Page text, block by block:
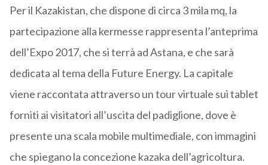
Per il Kazakistan, che dispone di circa 3 mila mq, la
partecipazione alla kermesse rappresenta l’anteprima
dell’Expo 2017, che si terrà ad Astana, e che sarà
dedicata al tema della Future Energy. La capitale
viene raccontata attraverso un tour virtuale sui tablet
forniti ai visitatori all’uscita del padiglione, dove è
presente una scala mobile multimediale, con immagini
che spiegano la concezione kazaka dell’agricoltura.